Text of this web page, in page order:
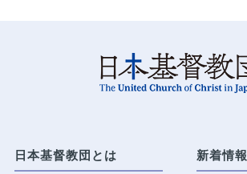
日本基督教団とは 新着情報